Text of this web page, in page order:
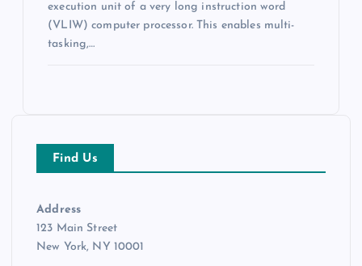
execution unit of a very long instruction word
(VLIW) computer processor. This enables multi-
tasking,…
Find Us
Address
123 Main Street
New York, NY 10001